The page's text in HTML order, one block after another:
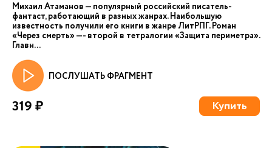
Михаил Атаманов — популярный российский писатель-
фантаст, работающий в разных жанрах. Наибольшую
известность получили его книги в жанре ЛитРПГ. Роман
«Через смерть» —- второй в тетралогии «Защита периметра».
Главн...
ПОСЛУШАТЬ ФРАГМЕНТ
319 ₽ Купить